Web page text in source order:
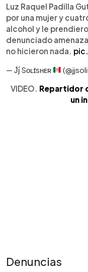
Luz Raquel Padilla
por una mujer y
alcohol y le
denunciado
no hicieron nada.
— J́j́ Sᴏʟɪ́sʜᴇʀ
VIDEO. Repartidor
un
Denuncias